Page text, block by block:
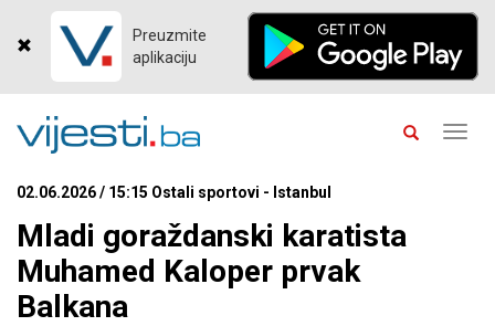
Preuzmite
aplikaciju
02.06.2026 / 15:15 Ostali sportovi - Istanbul
Mladi goraždanski karatista
Muhamed Kaloper prvak
Balkana